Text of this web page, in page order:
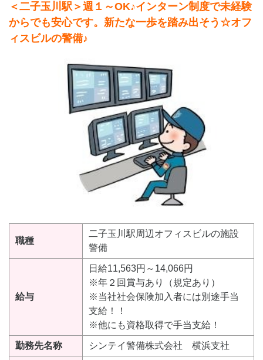
＜二子玉川駅＞週１～OK♪インターン制度で未経験
からでも安心です。新たな一歩を踏み出そう☆オフ
ィスビルの警備♪
職種
二子玉川駅周辺オフィスビルの施設
警備
給与
日給11,563円～14,066円
※年２回賞与あり（規定あり）
※当社社会保険加入者には別途手当
支給！！
※他にも資格取得で手当支給！
勤務先名称 シンテイ警備株式会社 横浜支社